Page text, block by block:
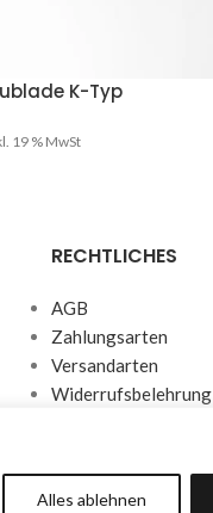
Alles ablehnen
K-Typ
19 % MwSt
RECHTLICHES
AGB
Zahlungsarten
Versandarten
Widerrufsbelehrung